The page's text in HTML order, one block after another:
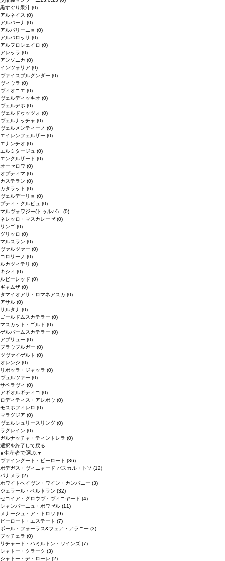
黒すぐり果汁 (0)
アルネイス (0)
アルバーナ (0)
アルバリーニョ (0)
アルバロッサ (0)
アルフロシェイロ (0)
アレッラ (0)
アンソニカ (0)
インツォリア (0)
ヴァイスブルグンダー (0)
ヴィウラ (0)
ヴィオニエ (0)
ヴェルディッキオ (0)
ヴェルデホ (0)
ヴェルドゥッツォ (0)
ヴェルナッチャ (0)
ヴェルメンティーノ (0)
エイレンフェルザー (0)
エナンチオ (0)
エルミタージュ (0)
エンクルザード (0)
オーセロワ (0)
オプティマ (0)
カステラン (0)
カタラット (0)
ヴェルデーリョ (0)
プティ・クルビュ (0)
マルヴォワジー(トゥルバ） (0)
ネレッロ・マスカレーゼ (0)
リンゴ (0)
グリッロ (0)
マルスラン (0)
ヴァルツァー (0)
コロリーノ (0)
ルカツィテリ (0)
キシィ (0)
ルビーレッド (0)
ギャムザ (0)
タマイオアサ・ロマネアスカ (0)
アサル (0)
サルタナ (0)
ゴールドムスカテラー (0)
マスカット・ゴルド (0)
ゲルバームスカテラー (0)
アブリュー (0)
ブラウブルガー (0)
ツヴァイゲルト (0)
オレンジ (0)
リボッラ・ジャッラ (0)
ヴュルツァー (0)
サペラヴィ (0)
アギオルギティコ (0)
ロディティス・アレポウ (0)
モスホフィレロ (0)
マラグジア (0)
ヴェルシュリースリング (0)
ラグレイン (0)
ガルナッチャ・ティントレラ (0)
選択を終了して戻る
●生産者で選ぶ▼
ヴァイングート・ピーロート (36)
ボデガス・ヴィニャード パスカル・トソ (12)
パナメラ (2)
ホワイトへイヴン・ワイン・カンパニー (3)
ジェラール・ベルトラン (32)
セコイア・グロウヴ・ヴィニヤード (4)
シャンパーニュ・ボワゼル (11)
メナージュ・ア・トロワ (9)
ピーロート・エステート (7)
ボール・フォーラス&フェア・アラニー (3)
ブッチェラ (0)
リチャード・ハミルトン・ワインズ (7)
シャトー・クラーク (3)
シャトー・デ・ローレ (2)